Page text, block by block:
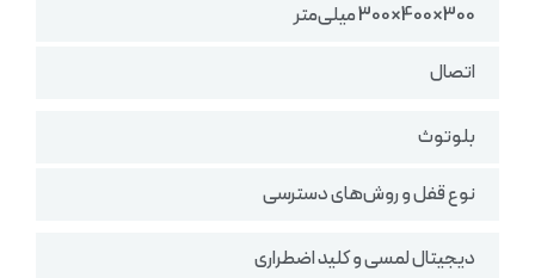
300×400×300 میلی‌متر
اتصال
بلوتوث
نوع قفل و روش‌های دسترسی
دیجیتال لمسی و کلید اضطراری